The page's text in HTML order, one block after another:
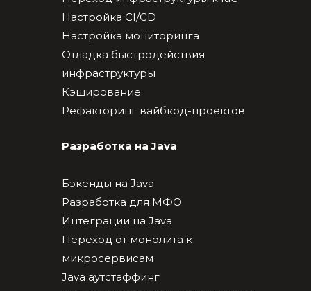
Настройка CI/CD
Настройка мониторинга
Отладка быстродействия
инфраструктуры
Кэширование
Рефакторинг вайбкод-проектов
Разработка на Java
Бэкенды на Java
Разработка для МФО
Интеграции на Java
Переход от монолита к
микросервисам
Java аутстаффинг